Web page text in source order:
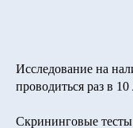
Исследование на
проводиться раз в
Скрининговые